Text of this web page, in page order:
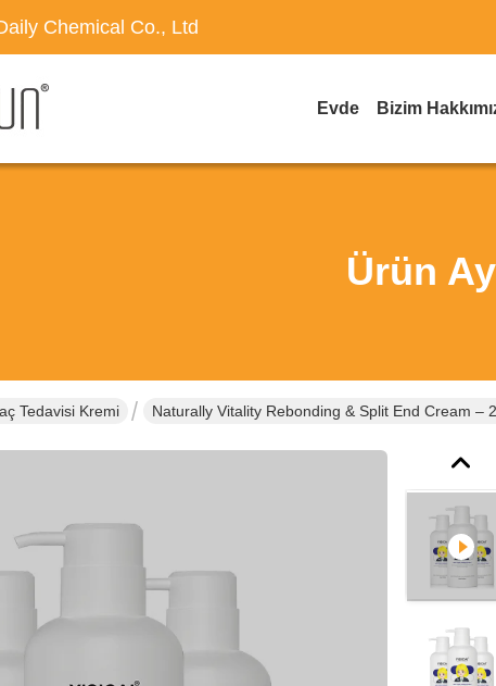
Chemical Co., Ltd
Evde Bizim
Ürün
Tedavisi Kremi Naturally Vitality Rebonding & Split End Cream